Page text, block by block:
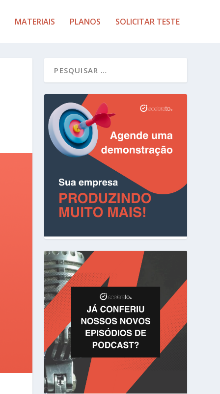
MATERIAIS PLANOS SOLICITAR TESTE